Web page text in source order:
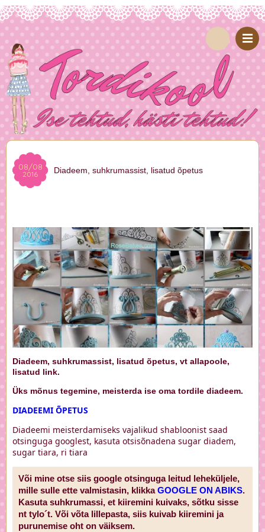
08/08
2016 Diadeem, suhkrumassist, lisatud õpetus
Diadeem, suhkrumassist, lisatud õpetus, vt allapoole,
lisatud link.
Üks mõnus tegemine, meisterda ise oma tordile diadeem.
DIADEEMI ÕPETUS
Diadeemi meisterdamiseks vajalikud shabloonist saad
otsinguga googlest, kasuta otsisõnadena sugar diadem,
sugar tiara, ri tiara
Või mine otse siis google otsinguga leitud leheküljele,
mille sulle ette valmistasin, klikkaGOOGLE ON ABIKS.
Kasuta suhkrumassi, et kiiremini kuivaks, sõtku sisse
nt tylo´t. Või võta lillepasta, siis kuivab kiiremini ja
purunemise oht on väiksem.